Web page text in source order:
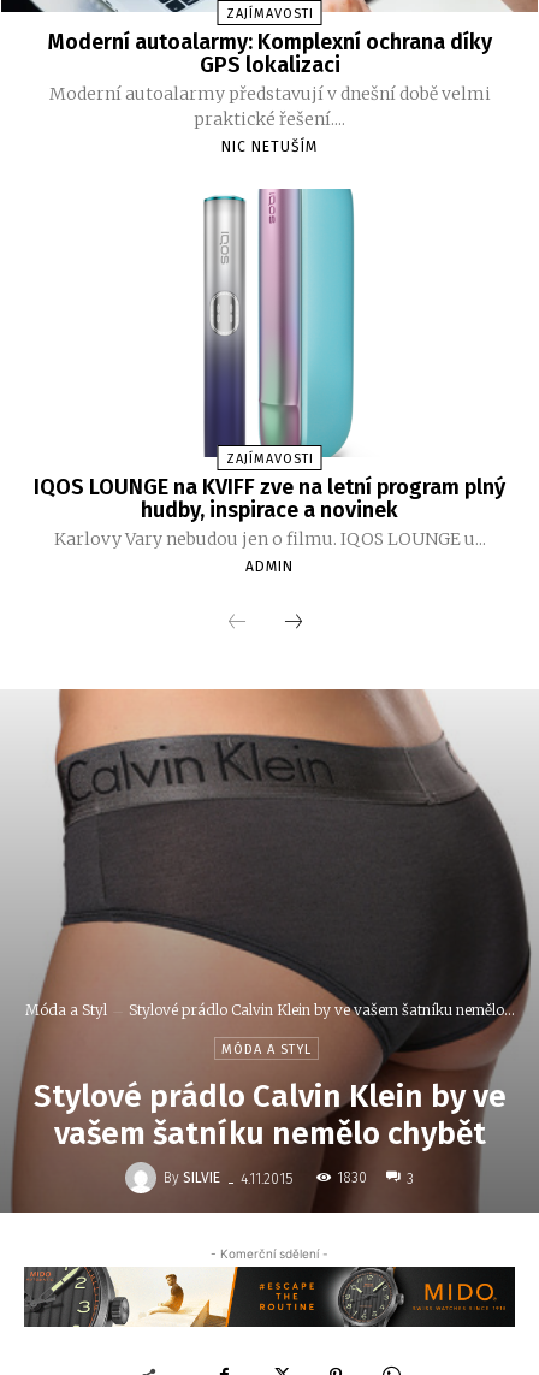
ZAJÍMAVOSTI
Moderní autoalarmy: Komplexní ochrana díky
GPS lokalizaci
Moderní autoalarmy představují v dnešní době velmi
praktické řešení....
NIC NETUŠÍM
ZAJÍMAVOSTI
IQOS LOUNGE na KVIFF zve na letní program plný
hudby, inspirace a novinek
Karlovy Vary nebudou jen o filmu. IQOS LOUNGE u...
ADMIN